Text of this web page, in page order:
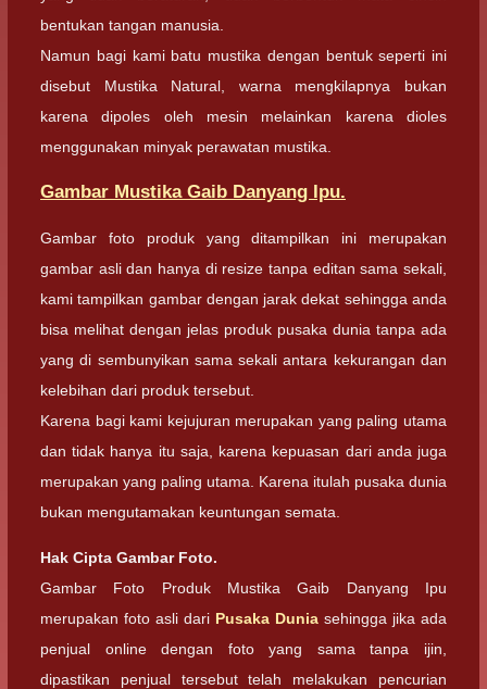
bentukan tangan manusia.
Namun bagi kami batu mustika dengan bentuk seperti ini
disebut Mustika Natural, warna mengkilapnya bukan
karena dipoles oleh mesin melainkan karena dioles
menggunakan minyak perawatan mustika.
Gambar Mustika Gaib Danyang Ipu.
Gambar foto produk yang ditampilkan ini merupakan
gambar asli dan hanya di resize tanpa editan sama sekali,
kami tampilkan gambar dengan jarak dekat sehingga anda
bisa melihat dengan jelas produk pusaka dunia tanpa ada
yang di sembunyikan sama sekali antara kekurangan dan
kelebihan dari produk tersebut.
Karena bagi kami kejujuran merupakan yang paling utama
dan tidak hanya itu saja, karena kepuasan dari anda juga
merupakan yang paling utama. Karena itulah pusaka dunia
bukan mengutamakan keuntungan semata.
Hak Cipta Gambar Foto.
Gambar Foto Produk Mustika Gaib Danyang Ipu
merupakan foto asli dari Pusaka Dunia sehingga jika ada
penjual online dengan foto yang sama tanpa ijin,
dipastikan penjual tersebut telah melakukan pencurian